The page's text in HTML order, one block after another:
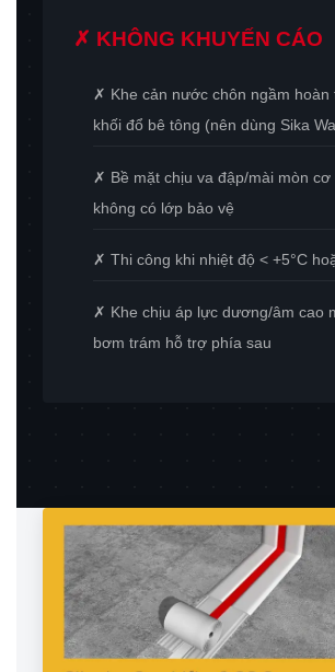
✗ KHÔNG KHUYẾN CÁO
✗ Khe cản nước chôn ngầm hoàn
khối đổ bê tông (nên dùng Sika
✗ Bề mặt chịu va đập/mài mòn cơ
không có lớp bảo vệ
✗ Thi công khi nhiệt độ < +5°C
✗ Khe chịu áp lực dương/âm cao
bơm trám hỗ trợ phía sau